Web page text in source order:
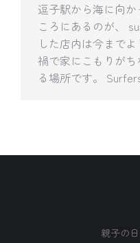
逗子駅から海に向
ころにあるのが、
した店内は今まで
禍で家にこもりが
る場所です。
親子の